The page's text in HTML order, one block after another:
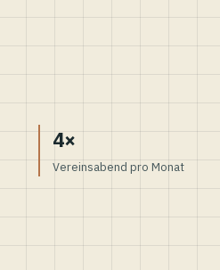
4×
Vereinsabend pro Monat